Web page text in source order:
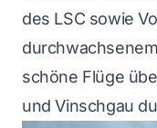
des LSC sowie
schöne Flüge
und Vinschgau